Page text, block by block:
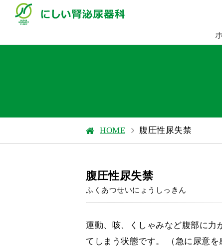
HOME 腹圧性尿失禁
腹圧性尿失禁
ふくあつせいにょうしっきん
運動、咳、くしゃみなど腹部に力
てしまう状態です。 （急に尿意